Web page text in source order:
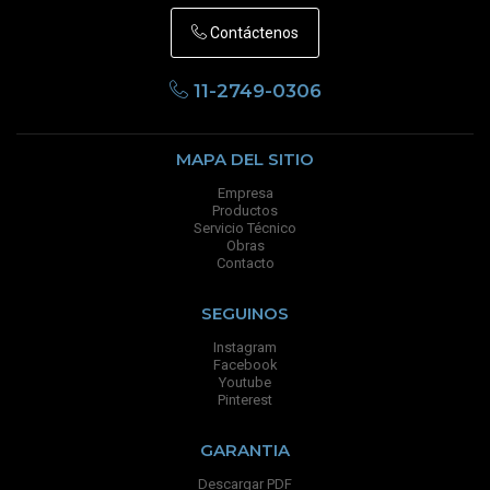
Contáctenos
11-2749-0306
MAPA DEL SITIO
Empresa
Productos
Servicio Técnico
Obras
Contacto
SEGUINOS
Instagram
Facebook
Youtube
Pinterest
GARANTIA
Descargar PDF